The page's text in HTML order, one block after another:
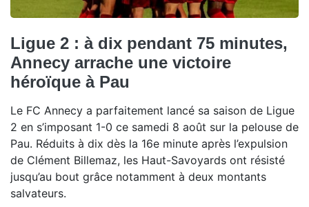
Ligue 2 : à dix pendant 75 minutes,
Annecy arrache une victoire
héroïque à Pau
Le FC Annecy a parfaitement lancé sa saison de Ligue
2 en s’imposant 1-0 ce samedi 8 août sur la pelouse de
Pau. Réduits à dix dès la 16e minute après l’expulsion
de Clément Billemaz, les Haut-Savoyards ont résisté
jusqu’au bout grâce notamment à deux montants
salvateurs.